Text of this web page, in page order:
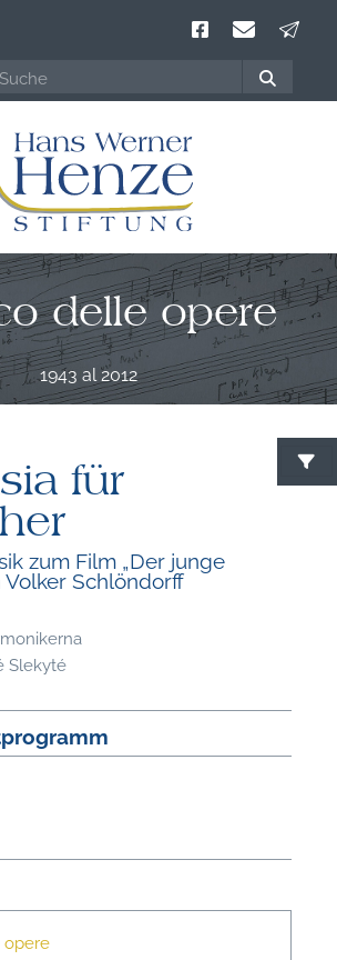
delle opere
1943 al 2012
für
zum Film „Der junge
Volker Schlöndorff
Slekyté
opere